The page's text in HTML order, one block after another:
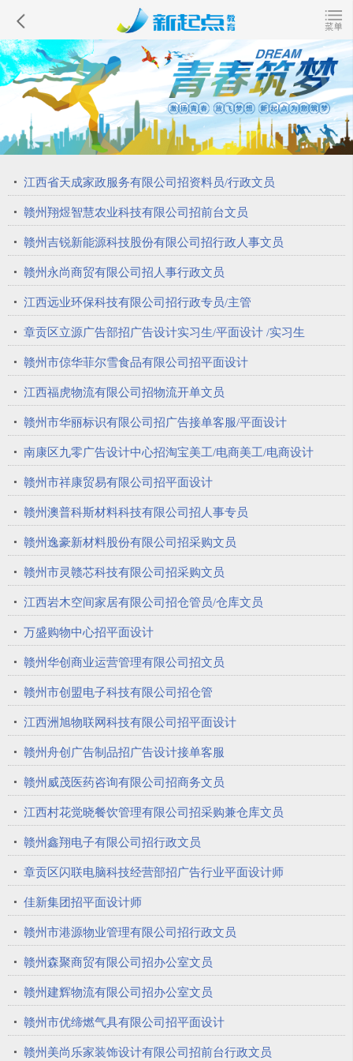
江西省天成家政服务有限公司招资料员/行政文员
赣州翔煜智慧农业科技有限公司招前台文员
赣州吉锐新能源科技股份有限公司招行政人事文员
赣州永尚商贸有限公司招人事行政文员
江西远业环保科技有限公司招行政专员/主管
章贡区立源广告部招广告设计实习生/平面设计 /实习生
赣州市倞华菲尔雪食品有限公司招平面设计
江西福虎物流有限公司招物流开单文员
赣州市华丽标识有限公司招广告接单客服/平面设计
南康区九零广告设计中心招淘宝美工/电商美工/电商设计
赣州市祥康贸易有限公司招平面设计
赣州澳普科斯材料科技有限公司招人事专员
赣州逸豪新材料股份有限公司招采购文员
赣州市灵赣芯科技有限公司招采购文员
江西岩木空间家居有限公司招仓管员/仓库文员
万盛购物中心招平面设计
赣州华创商业运营管理有限公司招文员
赣州市创盟电子科技有限公司招仓管
江西洲旭物联网科技有限公司招平面设计
赣州舟创广告制品招广告设计接单客服
赣州威茂医药咨询有限公司招商务文员
江西村花觉晓餐饮管理有限公司招采购兼仓库文员
赣州鑫翔电子有限公司招行政文员
章贡区闪联电脑科技经营部招广告行业平面设计师
佳新集团招平面设计师
赣州市港源物业管理有限公司招行政文员
赣州森聚商贸有限公司招办公室文员
赣州建辉物流有限公司招办公室文员
赣州市优缔燃气具有限公司招平面设计
赣州美尚乐家装饰设计有限公司招前台行政文员